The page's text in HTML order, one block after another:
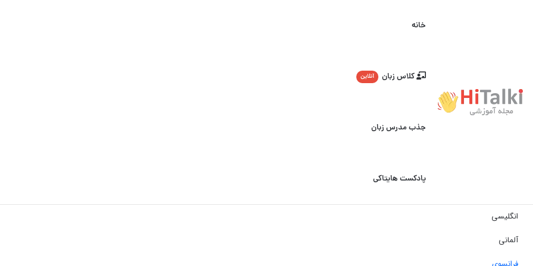
خانه
کلاس زبان آنلاین
جذب مدرس زبان
پادکست هایتاکی
انگلیسی
آلمانی